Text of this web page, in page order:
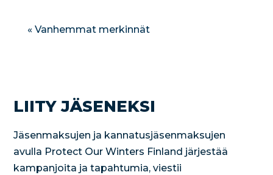
« Vanhemmat merkinnät
LIITY JÄSENEKSI
Jäsenmaksujen ja kannatusjäsenmaksujen
avulla Protect Our Winters Finland järjestää
kampanjoita ja tapahtumia, viestii